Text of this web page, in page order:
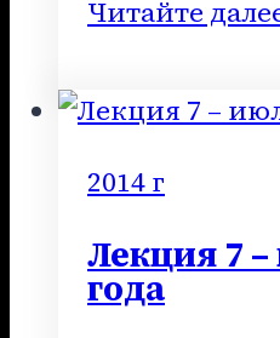
Читайте
2014 г
Лекция 7
года